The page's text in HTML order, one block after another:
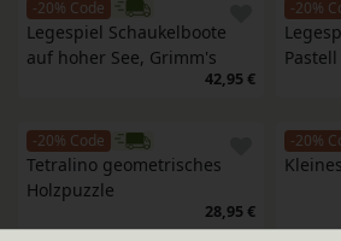
-20% Code
Legespiel Schaukelboote
auf hoher See, Grimm's
42,95 €
-20%
-20% Code
Tetralino geometrisches
Holzpuzzle
28,95 €
-20%